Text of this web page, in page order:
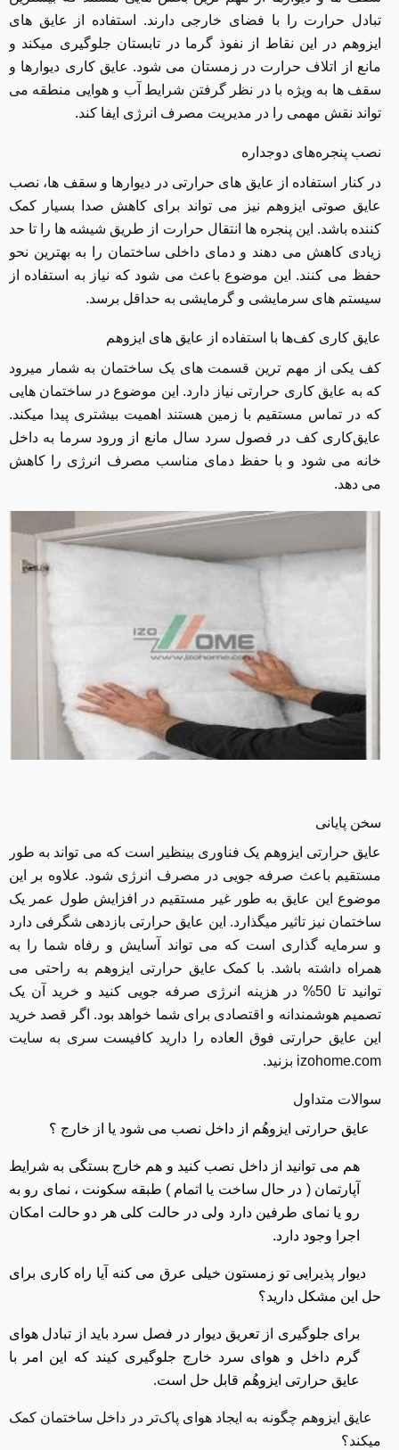
تبادل حرارت را با فضای خارجی دارند. استفاده از عایق های
ایزوهم در این نقاط از نفوذ گرما در تابستان جلوگیری میکند و
مانع از اتلاف حرارت در زمستان می شود. عایق کاری دیوارها و
سقف ها به ویژه با در نظر گرفتن شرایط آب و هوایی منطقه می
تواند نقش مهمی را در مدیریت مصرف انرژی ایفا کند.
نصب پنجره‌های دوجداره
در کنار استفاده از عایق های حرارتی در دیوارها و سقف ها، نصب
عایق صوتی ایزوهم نیز می تواند برای کاهش صدا بسیار کمک
کننده باشد. این پنجره ها انتقال حرارت از طریق شیشه ها را تا حد
زیادی کاهش می دهند و دمای داخلی ساختمان را به بهترین نحو
حفظ می کنند. این موضوع باعث می شود که نیاز به استفاده از
سیستم های سرمایشی و گرمایشی به حداقل برسد.
عایق‌ کاری کف‌ها با استفاده از عایق های ایزوهم
کف یکی از مهم ترین قسمت های یک ساختمان به شمار میرود
که به عایق ‌کاری حرارتی نیاز دارد. این موضوع در ساختمان هایی
که در تماس مستقیم با زمین هستند اهمیت بیشتری پیدا میکند.
عایق‌کاری کف در فصول سرد سال مانع از ورود سرما به داخل
خانه می شود و با حفظ دمای مناسب مصرف انرژی را کاهش
می دهد.
سخن پایانی
عایق حرارتی ایزوهم یک فناوری بینظیر است که می تواند به طور
مستقیم باعث صرفه جویی در مصرف انرژی شود. علاوه بر این
موضوع این عایق به طور غیر مستقیم در افزایش طول عمر یک
ساختمان نیز تاثیر میگذارد. این عایق حرارتی بازدهی شگرفی دارد
و سرمایه گذاری است که می تواند آسایش و رفاه شما را به
همراه داشته باشد. با کمک عایق حرارتی ایزوهم به راحتی می
توانید تا 50% در هزینه انرژی صرفه جویی کنید و خرید آن یک
تصمیم هوشمندانه و اقتصادی برای شما خواهد بود. اگر قصد خرید
این عایق حرارتی فوق العاده را دارید کافیست سری به سایت
izohome.com بزنید.
سوالات متداول
عایق حرارتی ایزوهُم از داخل نصب می شود یا از خارج ؟
هم می توانید از داخل نصب کنید و هم خارج بستگی به شرایط
آپارتمان ( در حال ساخت یا اتمام ) طبقه سکونت ، نمای رو به
رو یا نمای طرفین دارد ولی در حالت کلی هر دو حالت امکان
اجرا وجود دارد.
دیوار پذیرایی تو زمستون خیلی عرق می کنه آیا راه کاری برای
حل این مشکل دارید؟
برای جلوگیری از تعریق دیوار در فصل سرد باید از تبادل هوای
گرم داخل و هوای سرد خارج جلوگیری کیند که این امر با
عایق حرارتی ایزوهُم قابل حل است.
عایق ایزوهم چگونه به ایجاد هوای پاک‌تر در داخل ساختمان کمک
میکند؟